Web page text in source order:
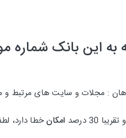
به این بانک شماره
: مجلات و سایت های مرتبط و
امکانخطا دارد،